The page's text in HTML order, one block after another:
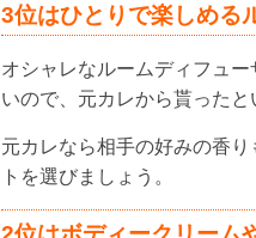
3位はひとりで楽しめる
オシャレなルームディフュ
いので、元カレから貰ったと
元カレなら相手の好みの香
トを選びましょう。